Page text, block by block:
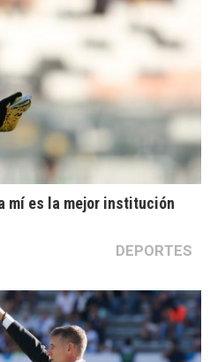
mí es la mejor institución
DEPORTES